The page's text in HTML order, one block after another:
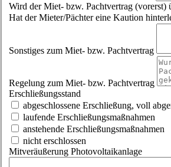
Wird der Miet- bzw. Pachtvertrag (vorerst)
Hat der Mieter/Pächter eine Kaution
Sonstiges zum Miet- bzw. Pachtvertrag
Regelung zum Miet- bzw. Pachtvertrag
Erschließungsstand
abgeschlossene Erschließung, voll
laufende Erschließungsmaßnahmen
anstehende Erschließungsmaßnahmen
nicht erschlossen
Mitveräußerung Photovoltaikanlage